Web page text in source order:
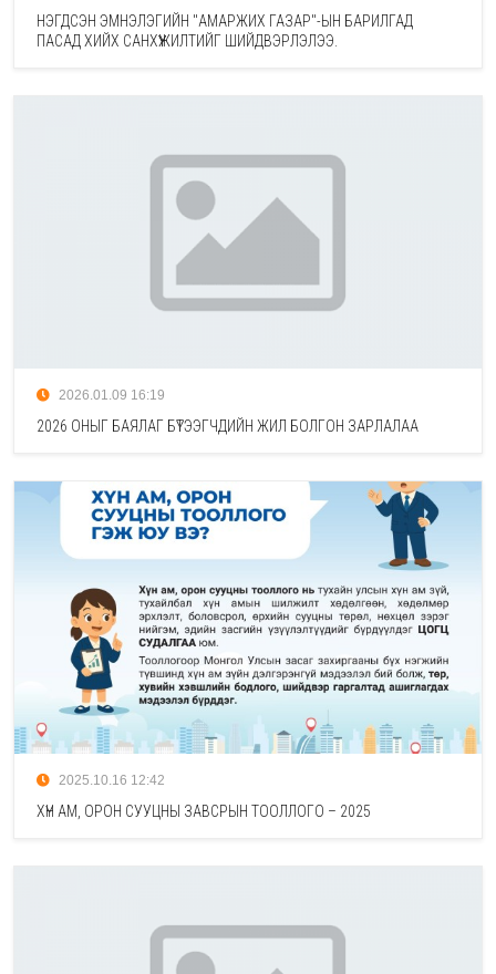
НЭГДСЭН ЭМНЭЛЭГИЙН "АМАРЖИХ ГАЗАР"-ЫН БАРИЛГАД
ПАСАД ХИЙХ САНХҮҮЖИЛТИЙГ ШИЙДВЭРЛЭЛЭЭ.
2026.01.09 16:19
2026 ОНЫГ БАЯЛАГ БҮТЭЭГЧДИЙН ЖИЛ БОЛГОН ЗАРЛАЛАА
2025.10.16 12:42
ХҮН АМ, ОРОН СУУЦНЫ ЗАВСРЫН ТООЛЛОГО – 2025